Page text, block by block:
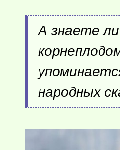
А знаете
народных